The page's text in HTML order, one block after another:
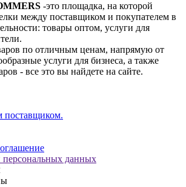
-это площадка, на которой
между поставщиком и покупателем в
товары оптом, услуги для
по отличным ценам, напрямую от
услуги для бизнеса, а также
- все это вы найдете на сайте.
поставщиком.
персональных данных